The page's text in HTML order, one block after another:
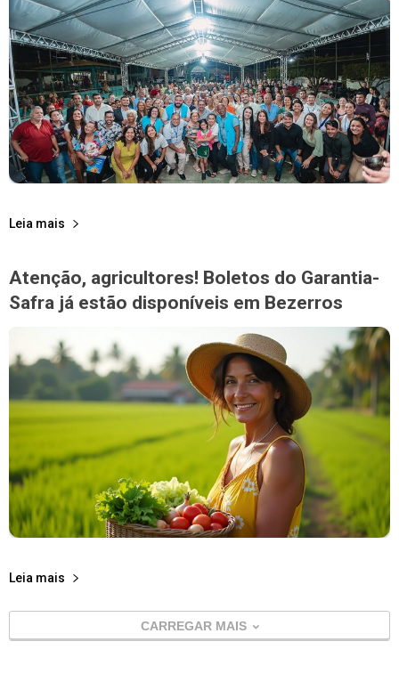
Leia mais
Atenção, agricultores! Boletos do Garantia-
Safra já estão disponíveis em Bezerros
Leia mais
CARREGAR MAIS